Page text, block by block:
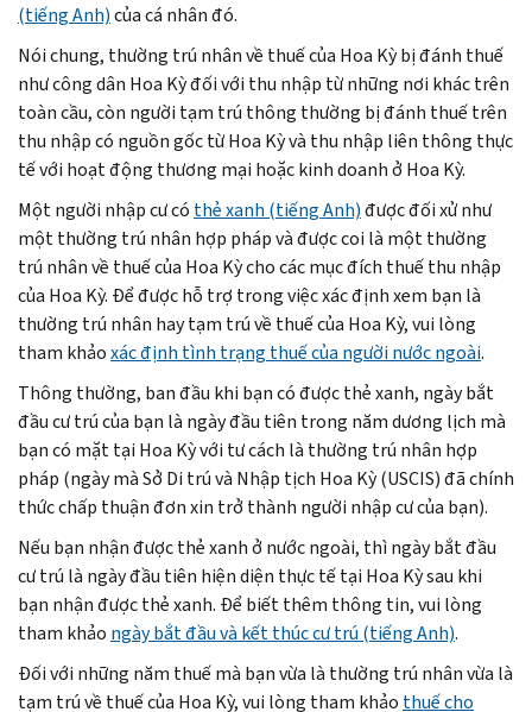
(tiếng Anh)của cá nhân đó.
Nói chung, thường trú nhân về thuế của Hoa Kỳ bị đánh thuế
như công dân Hoa Kỳ đối với thu nhập từ những nơi khác trên
toàn cầu, còn người tạm trú thông thường bị đánh thuế trên
thu nhập có nguồn gốc từ Hoa Kỳ và thu nhập liên thông thực
tế với hoạt động thương mại hoặc kinh doanh ở Hoa Kỳ.
Một người nhập cư có thẻ xanh (tiếng Anh)được đối xử như
một thường trú nhân hợp pháp và được coi là một thường
trú nhân về thuế của Hoa Kỳ cho các mục đích thuế thu nhập
của Hoa Kỳ. Để được hỗ trợ trong việc xác định xem bạn là
thường trú nhân hay tạm trú về thuế của Hoa Kỳ, vui lòng
tham khảoxác định tình trạng thuế của người nước ngoài.
Thông thường, ban đầu khi bạn có được thẻ xanh, ngày bắt
đầu cư trú của bạn là ngày đầu tiên trong năm dương lịch mà
bạn có mặt tại Hoa Kỳ với tư cách là thường trú nhân hợp
pháp (ngày mà Sở Di trú và Nhập tịch Hoa Kỳ (USCIS) đã chính
thức chấp thuận đơn xin trở thành người nhập cư của bạn).
Nếu bạn nhận được thẻ xanh ở nước ngoài, thì ngày bắt đầu
cư trú là ngày đầu tiên hiện diện thực tế tại Hoa Kỳ sau khi
bạn nhận được thẻ xanh. Để biết thêm thông tin, vui lòng
tham khảo ngày bắt đầu và kết thúc cư trú (tiếng Anh).
Đối với những năm thuế mà bạn vừa là thường trú nhân vừa là
tạm trú về thuế của Hoa Kỳ, vui lòng tham khảo thuế cho